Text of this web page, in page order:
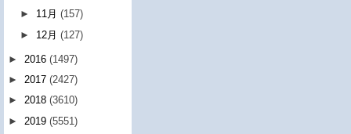
► 11月(157)
► 12月(127)
► 2016 (1497)
► 2017 (2427)
► 2018 (3610)
► 2019 (5551)